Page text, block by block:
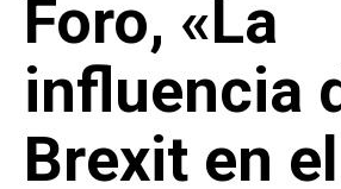
Foro, «La
influencia
Brexit en el